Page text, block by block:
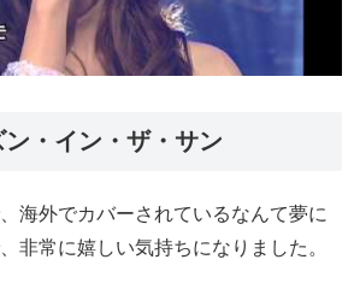
・イン・ザ・サン
海外でカバーされているなんて夢に
非常に嬉しい気持ちになりました。